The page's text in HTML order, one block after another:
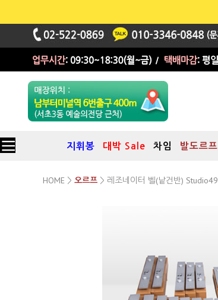
지휘봉 대박 Sale 차임 발도르프
HOME > 오르프 > 레조네이터 벨(낱건반) Studio49